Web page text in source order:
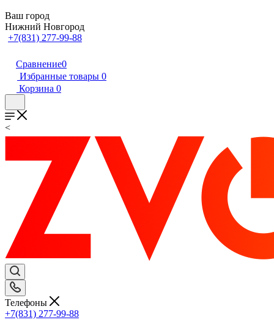
Ваш город
Нижний Новгород
+7(831) 277-99-88
Сравнение0
Избранные товары 0
Корзина 0
<
Телефоны
+7(831) 277-99-88